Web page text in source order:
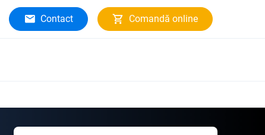
Contact Comandă online